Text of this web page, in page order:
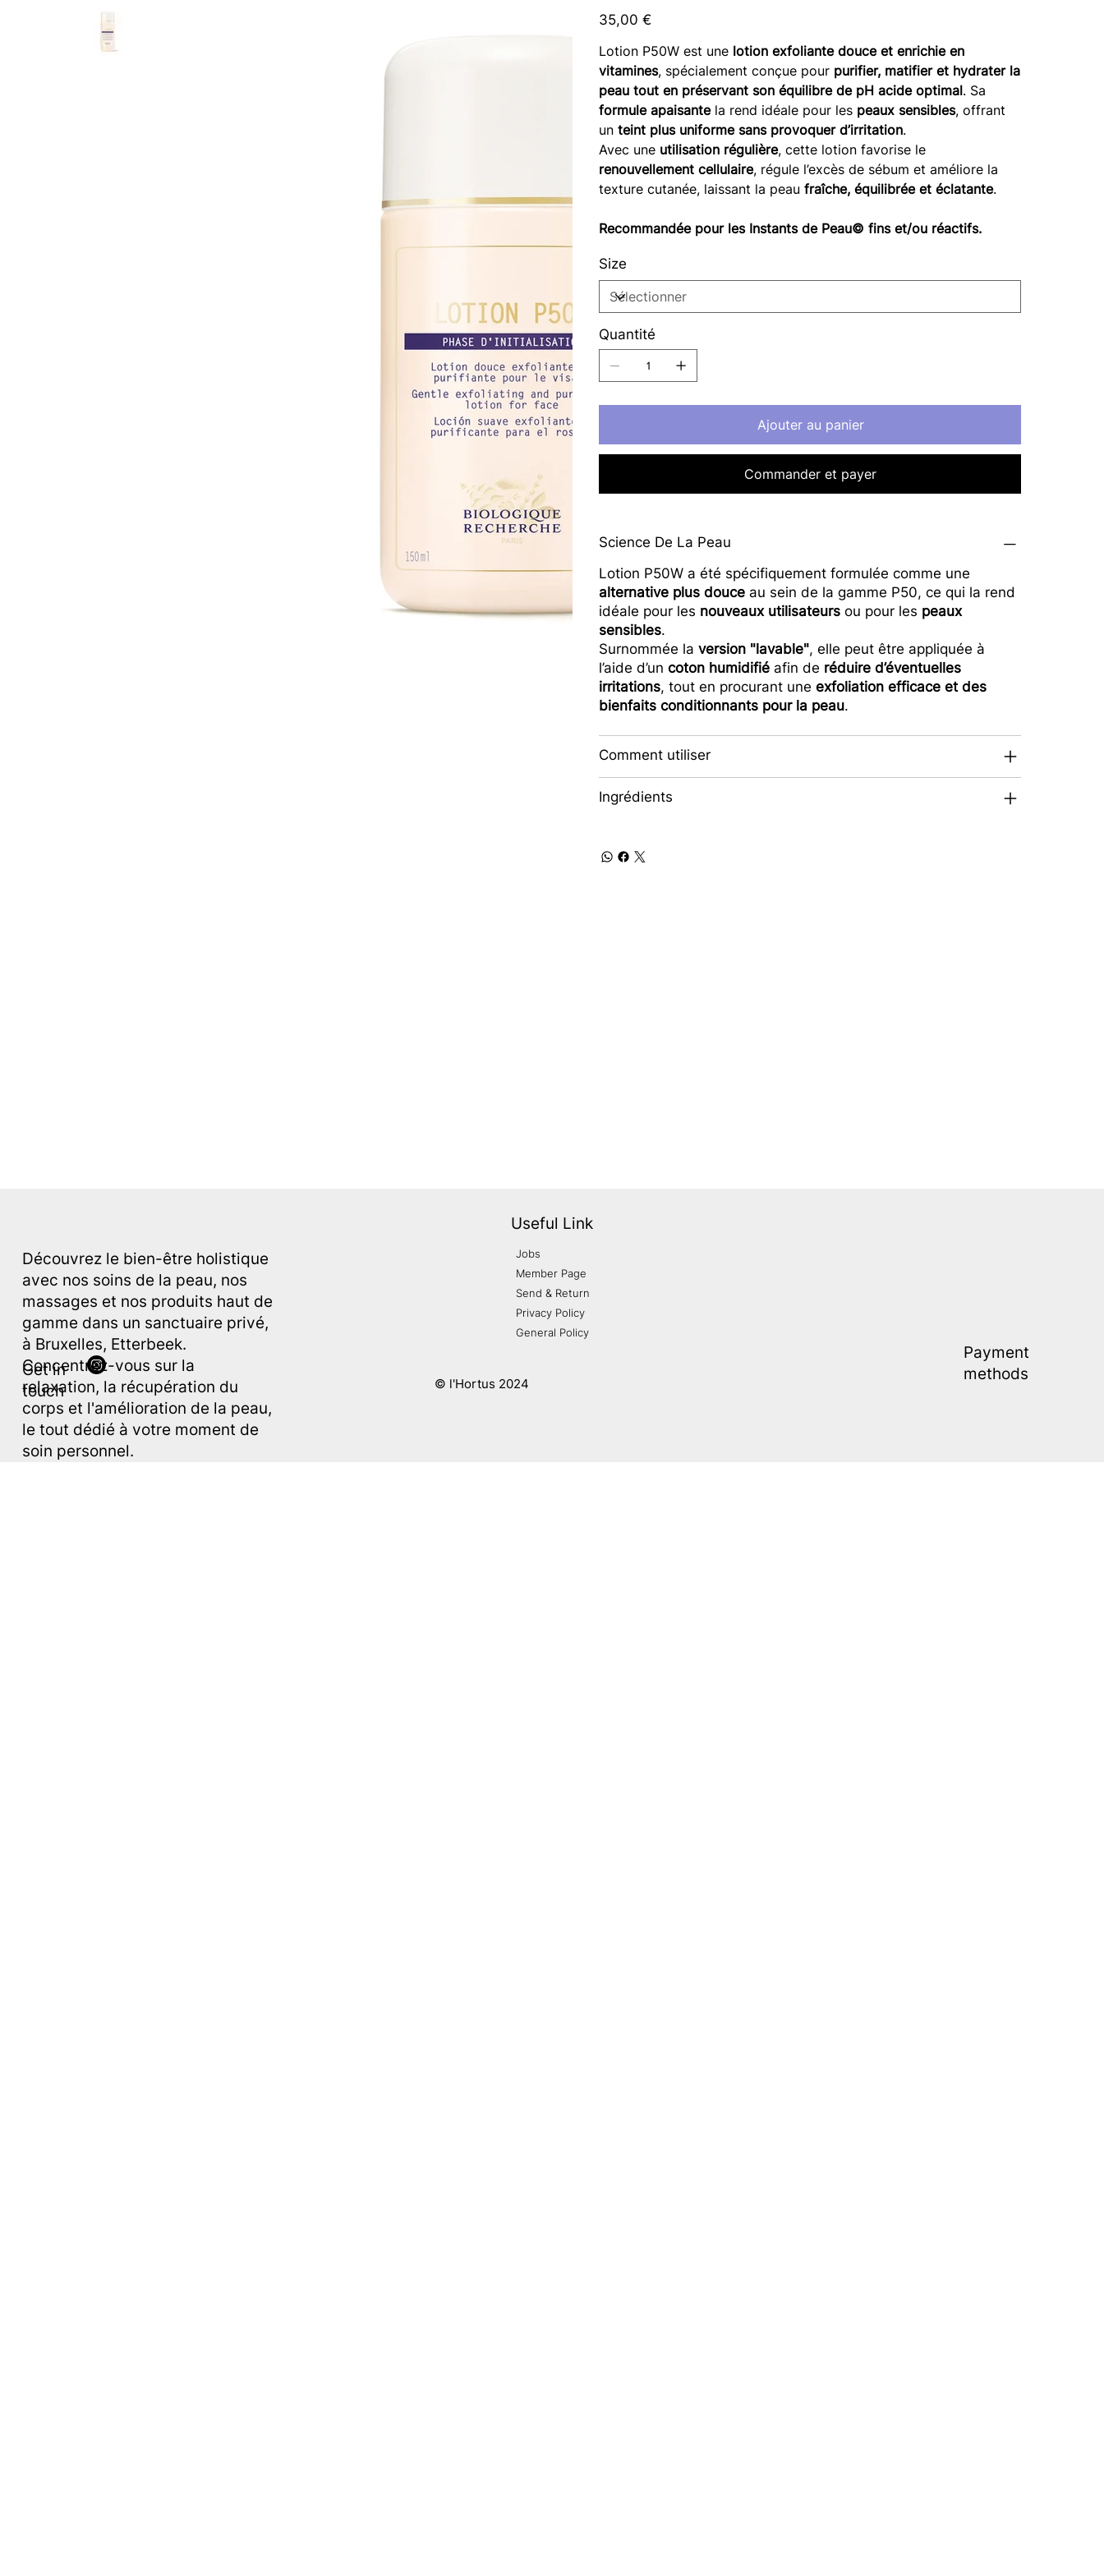
Prix
35,00 €
Lotion P50W est une lotion exfoliante douce et enrichie en
vitamines, spécialement conçue pour purifier, matifier et hydrater la
peau tout en préservant son équilibre de pH acide optimal. Sa
formule apaisantela rend idéale pour les peaux sensibles, offrant
unteint plus uniforme sans provoquer d’irritation.
Avec une utilisation régulière, cette lotion favorise le
renouvellement cellulaire, régule l’excès de sébum et améliore la
texture cutanée, laissant la peaufraîche, équilibrée et éclatante.
Recommandée pour les Instants de Peau© fins et/ou réactifs.
Size
Quantité
Ajouter au panier
Commander et payer
Science De La Peau
Lotion P50W a été spécifiquement formulée comme une
alternative plus douce au sein de la gamme P50, ce qui la rend
idéale pour les nouveaux utilisateurs ou pour les peaux
sensibles.
Surnommée laversion "lavable", elle peut être appliquée à
l’aide d’un coton humidifié afin de réduire d’éventuelles
irritations, tout en procurant une exfoliation efficace et des
bienfaits conditionnants pour la peau.
Comment utiliser
Ingrédients
Get in
touch
Découvrez le bien-être holistique
avec nos soins de la peau, nos
massages et nos produits haut de
gamme dans un sanctuaire privé,
à Bruxelles, Etterbeek.
Concentrez-vous sur la
relaxation, la récupération du
corps et l'amélioration de la peau,
le tout dédié à votre moment de
soin personnel.
AE S THETIC
© l'Hortus 2024
Useful Link
Jobs
Member Page
Send & Return
Privacy Policy
General Policy
Payment
methods